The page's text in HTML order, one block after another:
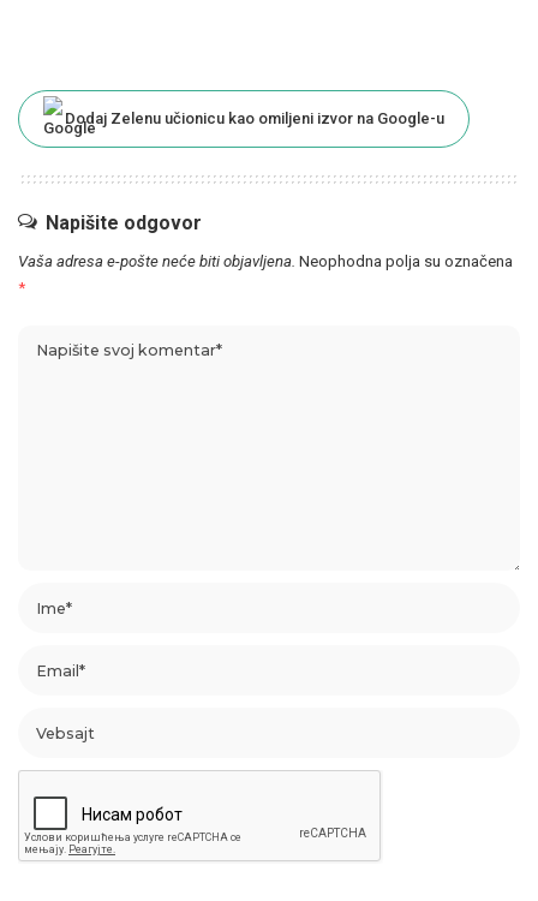
Dodaj Zelenu učionicu kao omiljeni izvor na Google-u
Napišite odgovor
Vaša adresa e-pošte neće biti objavljena. Neophodna polja su označena
*